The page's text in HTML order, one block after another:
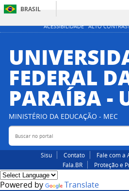
ACESSIBILIDADE ALTO
BRASIL
FEDERAL
PARAÍBA -
MINISTÉRIO DA EDUCAÇÃO - MEC
Buscar no portal
Sisu Contato
Fale com a
Fala.BR
Proteção e
Powered by Translate